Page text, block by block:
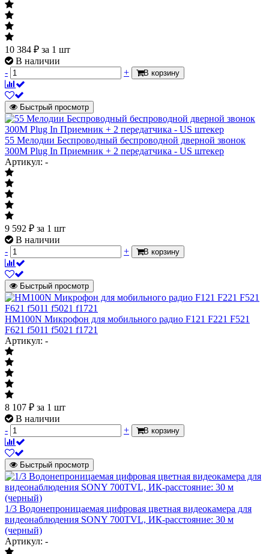
10 384 ₽ за 1 шт
В наличии
-
+ В корзину
Быстрый просмотр
55 Мелодии Беспроводный беспроводной дверной звонок
300M Plug In Приемник + 2 передатчика - US штекер
Артикул: -
9 592 ₽ за 1 шт
В наличии
-
+ В корзину
Быстрый просмотр
HM100N Микрофон для мобильного радио F121 F221 F521
F621 f5011 f5021 f1721
Артикул: -
8 107 ₽ за 1 шт
В наличии
-
+ В корзину
Быстрый просмотр
1/3 Водонепроницаемая цифровая цветная видеокамера для
видеонаблюдения SONY 700TVL, ИК-расстояние: 30 м
(черный)
Артикул: -